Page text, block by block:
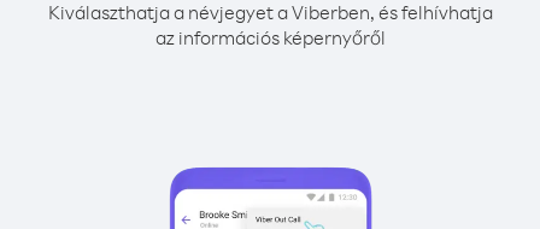
Kiválaszthatja a névjegyet a Viberben, és felhívhatja
az információs képernyőről